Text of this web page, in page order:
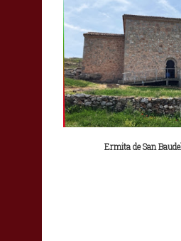
Ermita de San